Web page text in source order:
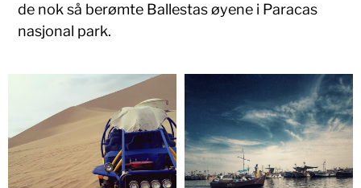
de nok så berømte Ballestas øyene i Paracas
nasjonal park.